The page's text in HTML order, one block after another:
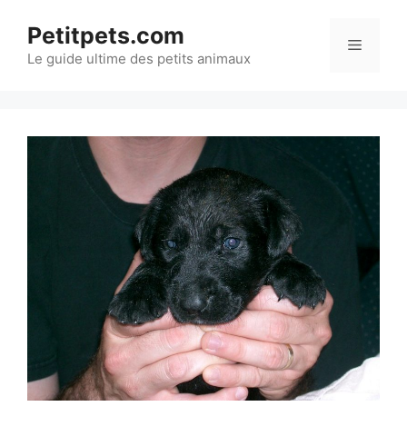
contenu
Petitpets.com
Le guide ultime des petits animaux
Menu